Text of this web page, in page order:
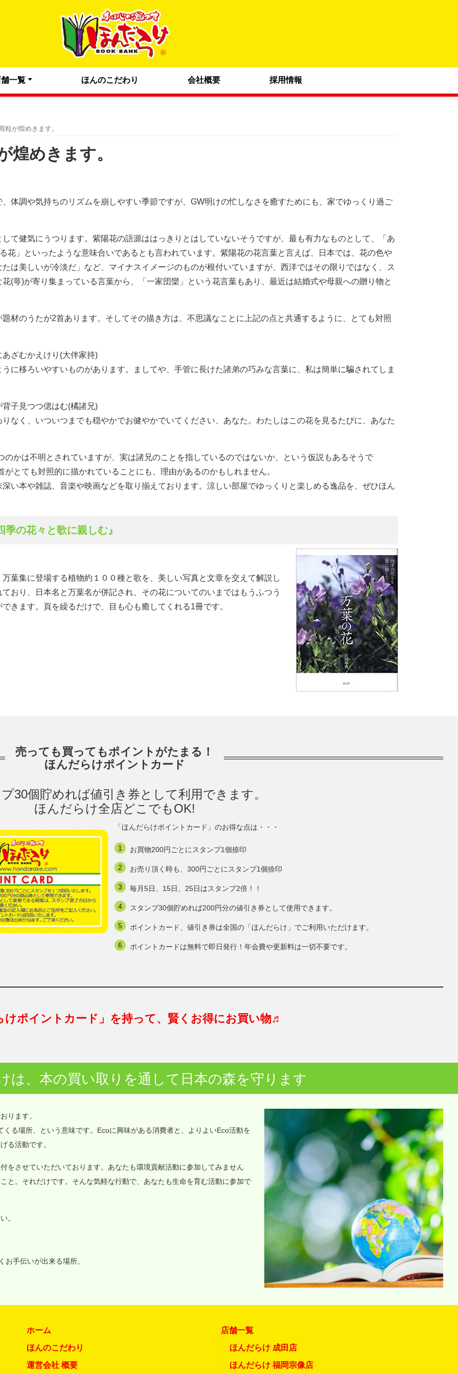
一覧 ほんのこだわり 会社概要 採用情報
粒が煌めきます。
煌めきます。
体調や気持ちのリズムを崩しやすい季節ですが、GW明けの忙しなさを癒すためにも、家でゆっくり過ご
て健気にうつります。紫陽花の語源ははっきりとはしていないそうですが、最も有力なものとして、「あ
花」といったような意味合いであるとも言われています。紫陽花の花言葉と言えば、日本では、花の色や
は美しいが冷淡だ」など、マイナスイメージのものが根付いていますが、西洋ではその限りではなく、ス
(萼)が寄り集まっている言葉から、「一家団欒」という花言葉もあり、最近は結婚式や母親への贈り物と
材のうたが2首あります。そしてその描き方は、不思議なことに上記の点と共通するように、とても対照
ざむかえけり(大伴家持)
に移ろいやすいものがあります。ましてや、手管に長けた諸弟の巧みな言葉に、私は簡単に騙されてしま
子見つつ偲はむ(橘諸兄)
なく、いついつまでも穏やかでお健やかでいてください、あなた。わたしはこの花を見るたびに、あなた
かは不明とされていますが、実は諸兄のことを指しているのではないか、という仮説もあるそうで
とても対照的に描かれていることにも、理由があるのかもしれません。
い本や雑誌、音楽や映画などを取り揃えております。涼しい部屋でゆっくりと楽しめる逸品を、ぜひほん
の花々と歌に親しむ』
葉集に登場する植物約１００種と歌を、美しい写真と文章を交えて解説し
おり、日本名と万葉名が併記され、その花についてのいまではもうふつう
きます。頁を繰るだけで、目も心も癒してくれる1冊です。
売っても買ってもポイントがたまる！
ほんだらけポイントカード
30個貯めれば値引き券として利用できます。
ほんだらけ全店どこでもOK!
「ほんだらけポイントカード」のお得な点は・・・
お買物200円ごとにスタンプ1個捺印
お売り頂く時も、300円ごとにスタンプ1個捺印
毎月5日、15日、25日はスタンプ2倍！！
スタンプ30個貯めれば200円分の値引き券として使用できます。
ポイントカード、値引き券は全国の「ほんだらけ」でご利用いただけます。
ポイントカードは無料で即日発行！年会費や更新料は一切不要です。
けポイントカード」を持って、賢くお得にお買い物♬
は、本の買い取りを通して日本の森を守ります
ります。
る場所、という意味です。Ecoに興味がある消費者と、よりよいEco活動を
る活動です。
をさせていただいております。あなたも環境貢献活動に参加してみません
と。それだけです。そんな気軽な行動で、あなたも生命を育む活動に参加で
。
手伝いが出来る場所。
ホーム
ほんのこだわり
運営会社 概要
店舗一覧
ほんだらけ 成田店
ほんだらけ 福岡宗像店